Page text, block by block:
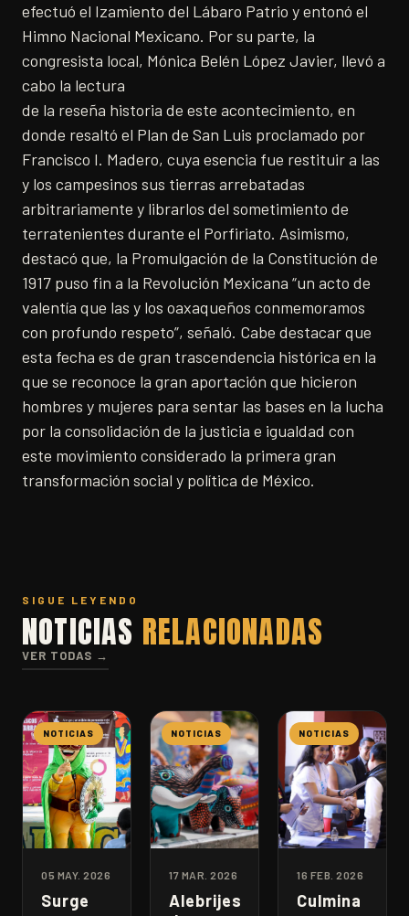
efectuó el Izamiento del Lábaro Patrio y entonó el
Himno Nacional Mexicano. Por su parte, la
congresista local, Mónica Belén López Javier, llevó a
cabo la lectura
de la reseña historia de este acontecimiento, en
donde resaltó el Plan de San Luis proclamado por
Francisco I. Madero, cuya esencia fue restituir a las
y los campesinos sus tierras arrebatadas
arbitrariamente y librarlos del sometimiento de
terratenientes durante el Porfiriato. Asimismo,
destacó que, la Promulgación de la Constitución de
1917 puso fin a la Revolución Mexicana “un acto de
valentía que las y los oaxaqueños conmemoramos
con profundo respeto”, señaló. Cabe destacar que
esta fecha es de gran trascendencia histórica en la
que se reconoce la gran aportación que hicieron
hombres y mujeres para sentar las bases en la lucha
por la consolidación de la justicia e igualdad con
este movimiento considerado la primera gran
transformación social y política de México.
SIGUE LEYENDO
NOTICIAS RELACIONADAS
VER TODAS →
NOTICIAS
05 MAY. 2026
Surge
NOTICIAS
17 MAR. 2026
Alebrijes
NOTICIAS
16 FEB. 2026
Culmina